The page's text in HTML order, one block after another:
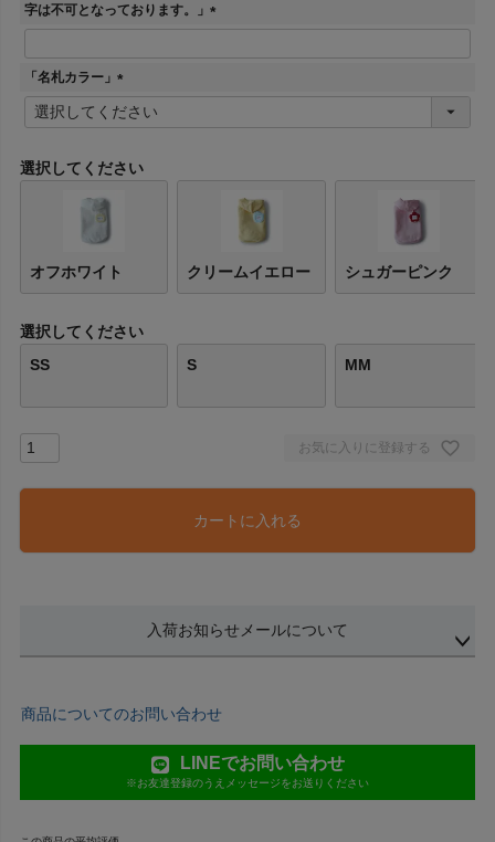
字は不可となっております。」
(
)
「名札カラー」
(
必
)
選択してください
オフホワイト クリームイエロー シュガーピンク
選択してください
SS
S MM
お気に入りに登録する
カートに入れる
入荷お知らせメールについて
商品についてのお問い合わせ
LINEでお問い合わせ
※お友達登録のうえメッセージをお送りください